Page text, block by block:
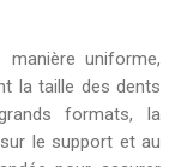
uniforme,
la taille des dents
formats, la
le support et au